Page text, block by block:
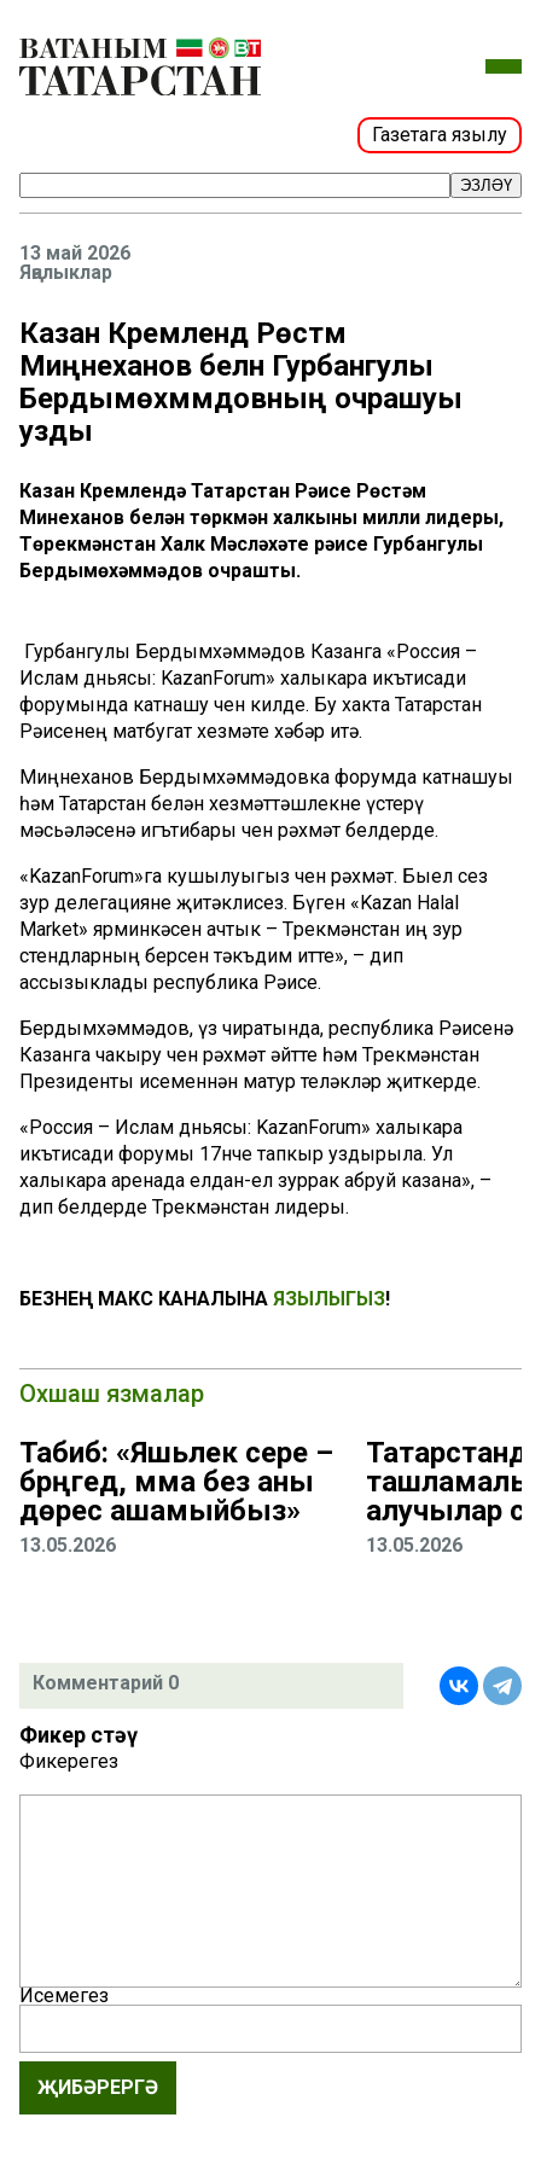
Газетага язылу
ЭЗЛӘҮ
13 май 2026
Яңалыклар
Казан Кремлендә Рөстәм
Миңнеханов белән Гурбангулы
Бердымөхәммәдовның очрашуы
узды
Казан Кремлендә Татарстан Рәисе Рөстәм
Миңнеханов белән төркмән халкының милли лидеры,
Төрекмәнстан Халк Мәсләхәте рәисе Гурбангулы
Бердымөхәммәдов очрашты.
Гурбангулы Бердымөхәммәдов Казанга «Россия –
Ислам дөньясы: KazanForum» халыкара икътисади
форумында катнашу өчен килде. Бу хакта Татарстан
Рәисенең матбугат хезмәте хәбәр итә.
Миңнеханов Бердымөхәммәдовка форумда катнашуы
һәм Татарстан белән хезмәттәшлекне үстерү
мәсьәләсенә игътибары өчен рәхмәт белдерде.
«KazanForum»га кушылуыгыз өчен рәхмәт. Быел сез
зур делегацияне җитәклисез. Бүген «Kazan Halal
Market» ярминкәсен ачтык – Төрекмәнстан иң зур
стендларның берсен тәкъдим итте», – дип
ассызыклады республика Рәисе.
Бердымөхәммәдов, үз чиратында, республика Рәисенә
Казанга чакыру өчен рәхмәт әйтте һәм Төрекмәнстан
Президенты исеменнән матур теләкләр җиткерде.
«Россия – Ислам дөньясы: KazanForum» халыкара
икътисади форумы 17нче тапкыр уздырыла. Ул
халыкара аренада елдан-ел зуррак абруй казана», –
дип белдерде Төрекмәнстан лидеры.
БЕЗНЕҢ МАКС КАНАЛЫНА ЯЗЫЛЫГЫЗ!
Охшаш язмалар
Табиб: «Яшьлек сере –
бәрәңгедә, әмма без аны
дөрес ашамыйбыз»
13.05.2026
ташламалы
алучылар
13.05.2026
Комментарий 0
Фикер өстәү
Фикерегез
Исемегез
ҖИБӘРЕРГӘ